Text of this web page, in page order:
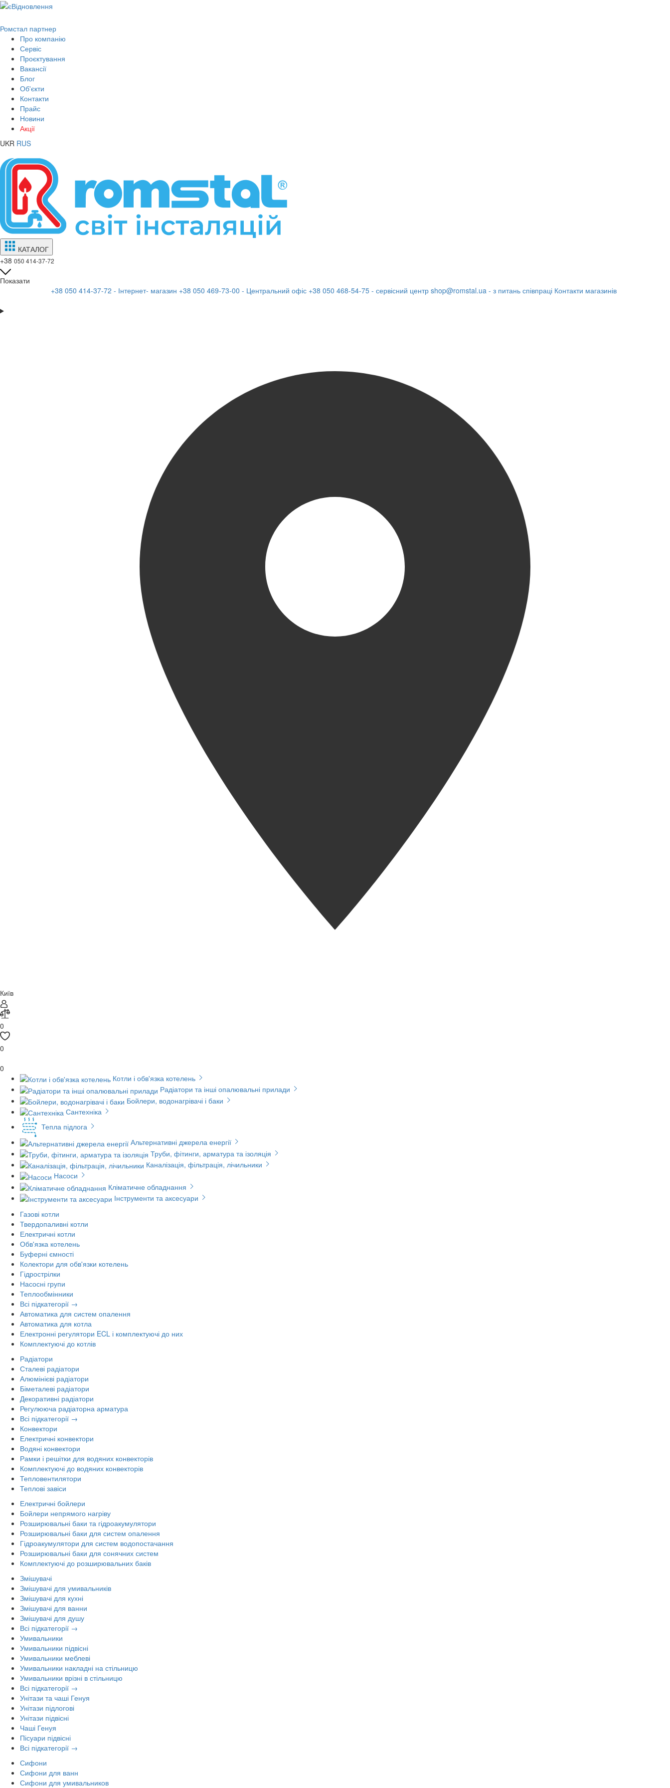
Ромстал партнер
Про компанію
Сервіс
Проєктування
Вакансії
Блог
Об'єкти
Контакти
Прайс
Новини
Акції
UKR RUS
КАТАЛОГ
+38 050 414-37-72
Показати
+38 050 414-37-72 - Інтернет- магазин +38 050 469-73-00 - Центральний офіс +38 050 468-54-75 - сервісний центр shop@romstal.ua - з питань співпраці Контакти магазинів
Київ
0
0
0
Котли і обв'язка котелень
Радіатори та інші опалювальні прилади
Бойлери, водонагрівачі і баки
Сантехніка
Тепла підлога
Альтернативні джерела енергії
Труби, фітинги, арматура та ізоляція
Каналізація, фільтрація, лічильники
Насоси
Кліматичне обладнання
Інструменти та аксесуари
Газові котли
Твердопаливні котли
Електричні котли
Обв'язка котелень
Буферні ємності
Колектори для обв'язки котелень
Гідрострілки
Насосні групи
Теплообмінники
Всі підкатегорії →
Автоматика для систем опалення
Автоматика для котла
Електронні регулятори ECL і комплектуючі до них
Комплектуючі до котлів
Радіатори
Сталеві радіатори
Алюмінієві радіатори
Біметалеві радіатори
Декоративні радіатори
Регулююча радіаторна арматура
Всі підкатегорії →
Конвектори
Електричні конвектори
Водяні конвектори
Рамки і решітки для водяних конвекторів
Комплектуючі до водяних конвекторів
Тепловентилятори
Теплові завіси
Електричні бойлери
Бойлери непрямого нагріву
Розширювальні баки та гідроакумулятори
Розширювальні баки для систем опалення
Гідроакумулятори для систем водопостачання
Розширювальні баки для сонячних систем
Комплектуючі до розширювальних баків
Змішувачі
Змішувачі для умивальників
Змішувачі для кухні
Змішувачі для ванни
Змішувачі для душу
Всі підкатегорії →
Умивальники
Умивальники підвісні
Умивальники меблеві
Умивальники накладні на стільницю
Умивальники врізні в стільницю
Всі підкатегорії →
Унітази та чаші Генуя
Унітази підлогові
Унітази підвісні
Чаші Генуя
Пісуари підвісні
Всі підкатегорії →
Сифони
Сифони для ванн
Сифони для умивальников